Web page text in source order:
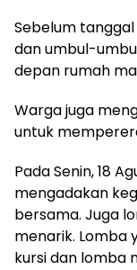
Sebelum tanggal
dan umbul-
depan rumah
Warga juga
untuk
Pada Senin, 18
mengadakan
bersama. Juga
menarik. Lomba
kursi dan lomba